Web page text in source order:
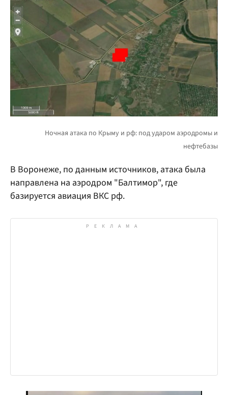
В Воронеже, по данным источников, атака была
направлена на аэродром "Балтимор", где
базируется авиация ВКС рф.